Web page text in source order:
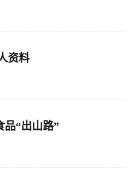
资料
品“出山路”